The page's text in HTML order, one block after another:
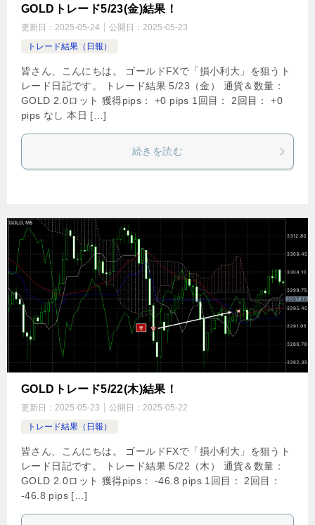
GOLDトレード5/23(金)結果！
更新日： 2025-05-24 公開日： 2025-05-23
トレード結果（日報）
皆さん、こんにちは。 ゴールドFXで「損小利大」を狙うト
レード日記です。 トレード結果 5/23（金） 通貨＆数量：
GOLD 2.0ロット 獲得pips： +0 pips 1回目： 2回目： +0
pips なし 本日 […]
続きを読む
GOLDトレード5/22(木)結果！
更新日： 2025-05-23 公開日： 2025-05-22
トレード結果（日報）
皆さん、こんにちは。 ゴールドFXで「損小利大」を狙うト
レード日記です。 トレード結果 5/22（木） 通貨＆数量：
GOLD 2.0ロット 獲得pips： -46.8 pips 1回目： 2回目：
-46.8 pips […]